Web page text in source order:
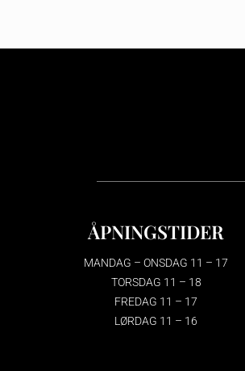
ÅPNINGSTIDER
MANDAG – ONSDAG 11 – 17
TORSDAG 11 – 18
FREDAG 11 – 17
LØRDAG 11 – 16